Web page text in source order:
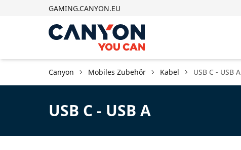
GAMING.CANYON.EU
Canyon Mobiles Zubehör Kabel USB C - USB A
USB C - USB A